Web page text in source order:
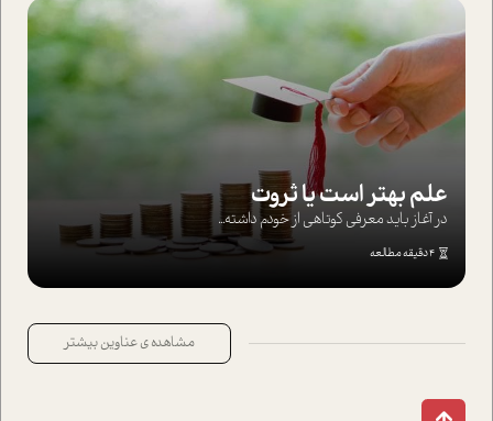
علم بهتر است یا ثروت
در آغاز باید معرفی کوتاهی از خودم داشته...
4 دقیقه مطالعه
مشاهده ی عناوین بیشتر